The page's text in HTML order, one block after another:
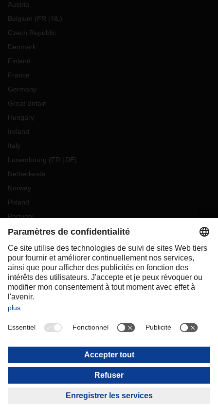
Austria
Belgium (FR NL )
Czech Republic
Denmark
Finland
France
Germany
Great Britain
Hungary
Ireland
Italy
Luxembourg (FR DE)
Netherlands
Norway
Poland
Portugal
Romania
Slovakia
Spain
Sweden
Switzerland(DE FR)
Turkey
OCEANIA